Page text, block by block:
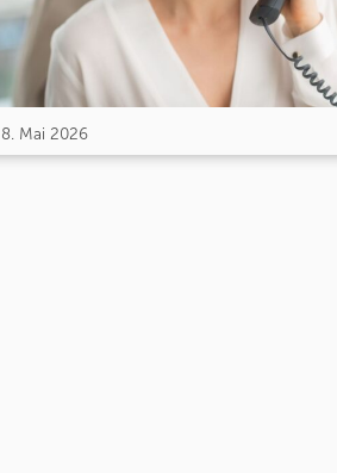
8. Mai 2026